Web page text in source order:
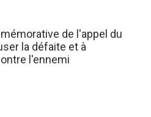
de l'appel du
la défaite et à
l'ennemi